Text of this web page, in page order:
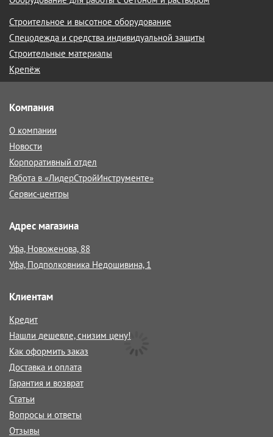
Строительное и высотное оборудование
Спецодежда и средства индивидуальной защиты
Строительные материалы
Крепёж
Компания
О компании
Новости
Корпоративный отдел
Работа в «ЛидерСтройИнструменте»
Сервис-центры
Адрес магазина
Уфа, Новоженова, 88
Уфа, Подполковника Недошивина, 1
Клиентам
Кредит
Нашли дешевле, снизим цену!
Как оформить заказ
Доставка и оплата
Гарантия и возврат
Статьи
Вопросы и ответы
Отзывы